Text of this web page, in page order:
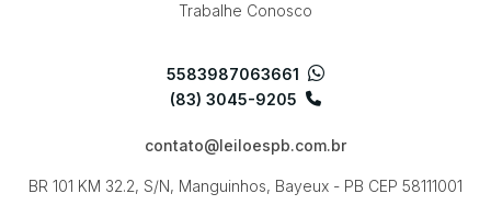
Trabalhe Conosco
5583987063661
(83) 3045-9205
contato@leiloespb.com.br
BR 101 KM 32.2, S/N, Manguinhos, Bayeux - PB CEP 58111001